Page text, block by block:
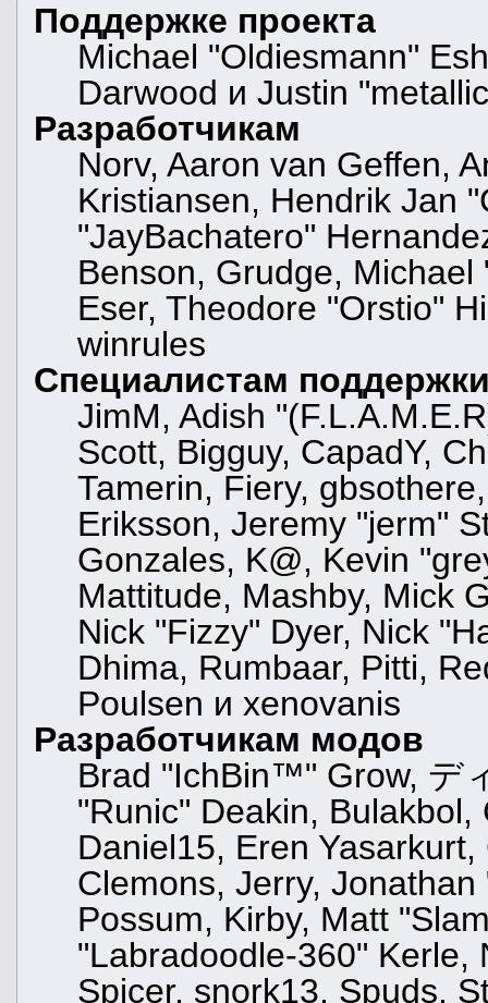
Поддержке проекта
Michael "Oldiesmann"
Darwood и Justin
Разработчикам
Norv, Aaron van Geffen,
Kristiansen, Hendrik Jan
"JayBachatero"
Benson, Grudge,
Eser, Theodore "Orstio"
winrules
Специалистам
JimM, Adish
Scott, Bigguy, CapadY,
Tamerin, Fiery,
Eriksson, Jeremy "jerm"
Gonzales, K@, Kevin
Mattitude, Mashby, Mick
Nick "Fizzy" Dyer, Nick
Dhima, Rumbaar, Pitti,
Poulsen и xenovanis
Разработчикам модов
Brad "IchBin™" Grow, デ
"Runic" Deakin,
Daniel15, Eren
Clemons, Jerry,
Possum, Kirby, Matt
"Labradoodle-360" Kerle,
Spicer, snork13, Spuds,